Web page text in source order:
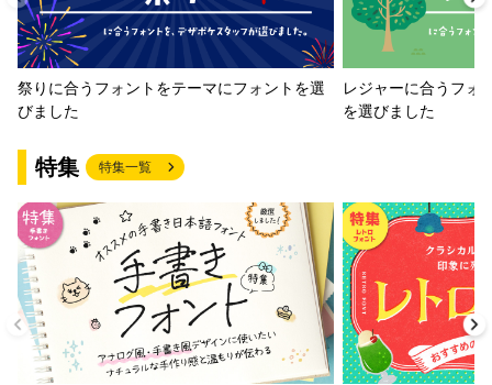
祭りに合うフォントをテーマにフォントを選
びました
レジャーに合うフォ
を選びました
特集 特集一覧